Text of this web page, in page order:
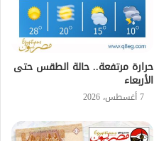
حرارة مرتفعة.. حالة الطقس حتى
الأربعاء
7 أغسطس، 2026